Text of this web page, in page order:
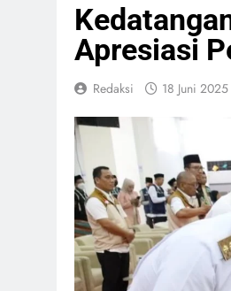
Apresiasi
Redaksi 18 Juni 2025